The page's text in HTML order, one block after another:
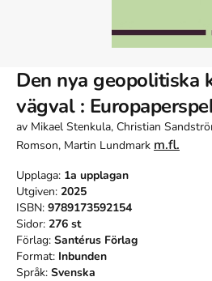
Den nya geopolitiska
vägval :
av Mikael Stenkula, Christian
Romson, Martin Lundmark m.fl.
Upplaga: 1a upplagan
Utgiven: 2025
ISBN: 9789173592154
Sidor: 276 st
Förlag: Santérus Förlag
Format: Inbunden
Språk: Svenska